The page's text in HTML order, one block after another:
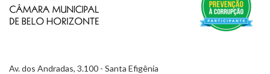
Av. dos Andradas, 3.100 - Santa Efigênia